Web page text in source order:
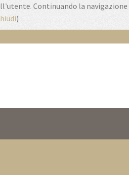
Continuando la navigazione
)